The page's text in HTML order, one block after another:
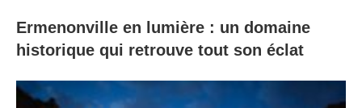
Ermenonville en lumière : un domaine
historique qui retrouve tout son éclat